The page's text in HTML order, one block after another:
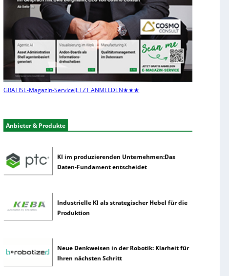
GRATISE-Magazin-ServiceJETZT ANMELDEN★★★
Anbieter & Produkte
KI im produzierenden Unternehmen:Das
Daten-Fundament entscheidet
Industrielle KI als strategischer Hebel für die
Produktion
Neue Denkweisen in der Robotik: Klarheit für
Ihren nächsten Schritt